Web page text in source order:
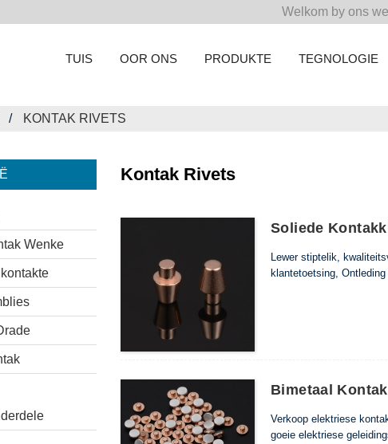
Welkom by ons
TUIS OOR ONS PRODUKTE TEGNOLOGIE
KONTAK RIVETS
Wenke
Kontak Rivets
Soliede
Lewer stiptelik,
klantetoetsing,
Bimetaal
Verkoop elektriese
goeie elektriese